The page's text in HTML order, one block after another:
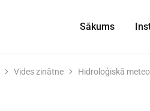
Sākums
Vides zinātne Hidroloģiskā